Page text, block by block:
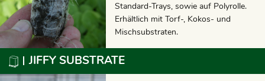
Standard-Trays, sowie auf Polyrolle.
Erhältlich mit Torf-, Kokos- und
Mischsubstraten.
JIFFY SUBSTRATE